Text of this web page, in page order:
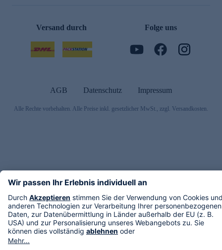
Versand durch Folge uns
AGB Datenschutz Impressum
Alle Rechte vorbehalten. Alle Preise inkl. gesetzlicher MwSt., zzgl. Versandkosten.